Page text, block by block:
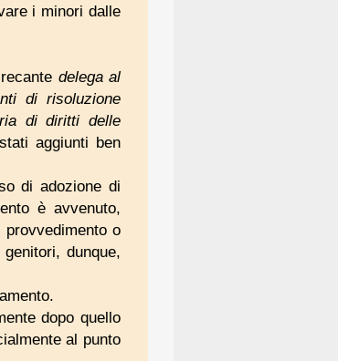
i minori dalle
delega al
di risoluzione
di diritti delle
aggiunti ben
di adozione di
è avvenuto,
o
dunque,
dopo quello
al punto